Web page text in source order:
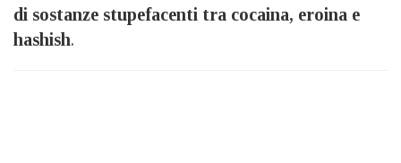
di sostanze stupefacenti tra cocaina, eroina e
hashish.